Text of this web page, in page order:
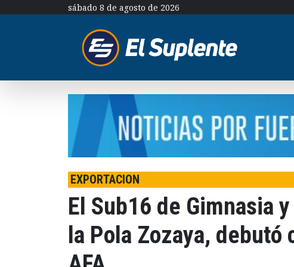
sábado 8 de agosto de 2026
EXPORTACION
El Sub16 de Gimnasia
la Pola Zozaya,